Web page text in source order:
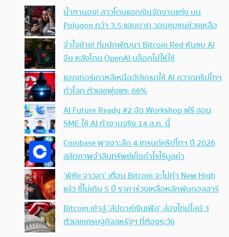
น้ำตานอง! สาวโดนแฮกเงินจัดงานแต่ง บน
Polygon กว่า 3.5 แสนบาท วอนชุมชนช่วยเหลือ
จำใจย้าย! ทีมนักพัฒนา Bitcoin Red หันซบ AI
จีน หลังโดน OpenAI บล็อกไม่ให้ใช้
แฮกเกอร์เกาหลีเหนืออัปเกรดใช้ AI กวาดคริปโทฯ
ทั่วโลก ตัวเลขพุ่งแตะ 66%
AI Future Ready #2 จัด Workshop ฟรี สอน
SME ใช้ AI ทำงานจริง 14 ส.ค. นี้
Coinbase พาเจาะลึก 4 เทรนด์คริปโทฯ ปี 2026
สลัดภาพจำสินทรัพย์เก็งกำไรไร้มูลค่า
‘พิชัย จาวลา’ เตือน Bitcoin จะไม่ทำ New High
แล้ว ชี้ไม่เกิน 5 ปี ราคาร่วงเหลือหลักพันดอลลาร์
Bitcoin เข้าสู่ ‘สัปดาห์เงินเฟ้อ’ ส่องไทม์ไลน์ 3
ตัวเลขเศรษฐกิจสหรัฐฯ ที่ต้องระวัง